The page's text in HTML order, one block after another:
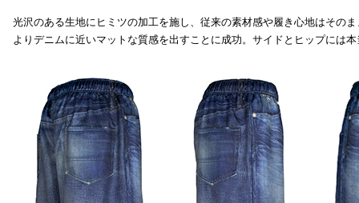
光沢のある生地にヒミツの加工を施し、従来の素材感や履き心地はそのま
よりデニムに近いマットな質感を出すことに成功。サイドとヒップには